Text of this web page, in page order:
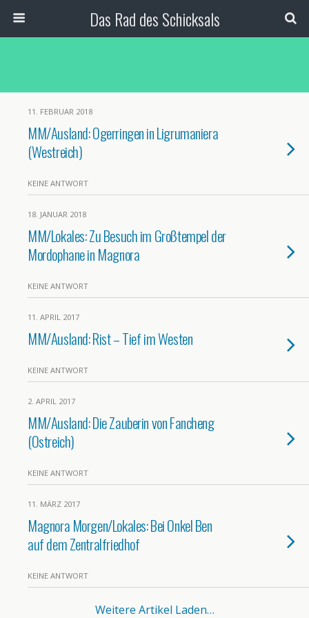
Das Rad des Schicksals
11. FEBRUAR 2018
MM/Ausland: Ogerringen in Ligrumaniera
(Westreich)
KEINE ANTWORT
18. JANUAR 2018
MM/Lokales: Zu Besuch im Großtempel der
Mordophane in Magnora
KEINE ANTWORT
11. APRIL 2017
MM/Ausland: Rist – Tief im Westen
KEINE ANTWORT
2. APRIL 2017
MM/Ausland: Die Zauberin von Fancheng
(Ostreich)
KEINE ANTWORT
11. MÄRZ 2017
Magnora Morgen/Lokales: Bei Onkel Ben
auf dem Zentralfriedhof
KEINE ANTWORT
Weitere Artikel Laden…